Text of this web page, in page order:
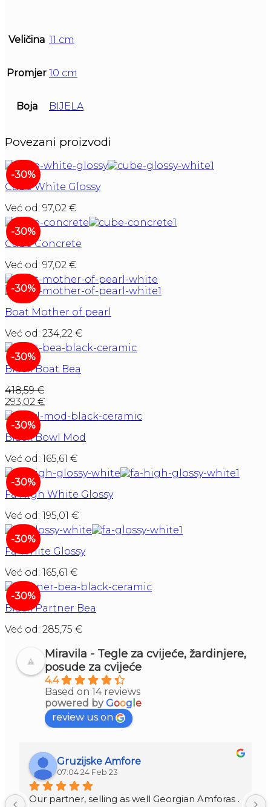
Veličina 11 cm
Promjer 10 cm
Boja BIJELA
Povezani proizvodi
-30%
Cube White Glossy
Već od: 97,02 €
-30%
Cube Concrete
Već od: 97,02 €
-30%
Boat Mother of pearl
Već od: 234,22 €
-30%
Black Boat Bea
418,59€
293,02 €
-30%
Black Bowl Mod
Već od: 165,61 €
-30%
Fa High White Glossy
Već od: 195,01 €
-30%
Fa White Glossy
Već od: 165,61 €
-30%
Black Partner Bea
Već od: 285,75 €
Miravila - Tegle za cvijeće, žardinjere,
posude za cvijeće
4.4
Based on 14 reviews
powered byGoog e
review us on
Gruzijske Amfore
07:04 24 Feb 23
Our partner, selling as well Georgian Amforas .